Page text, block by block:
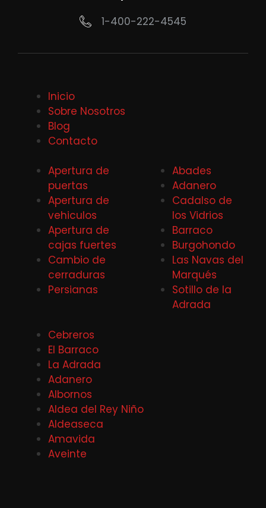
1-400-222-4545
Inicio
Sobre Nosotros
Blog
Contacto
Apertura de
puertas
Apertura de
vehiculos
Apertura de
cajas fuertes
Cambio de
cerraduras
Persianas
Abades
Adanero
Cadalso de
los Vidrios
Barraco
Burgohondo
Las Navas del
Marqués
Sotillo de la
Adrada
Cebreros
El Barraco
La Adrada
Adanero
Albornos
Aldea del Rey Niño
Aldeaseca
Amavida
Aveinte